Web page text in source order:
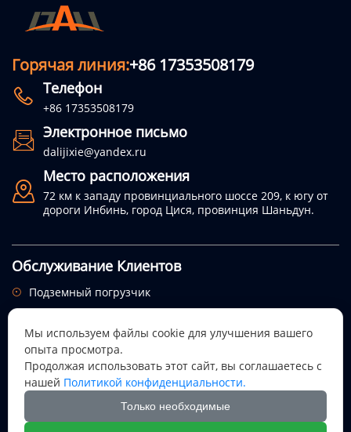
Горячая линия:+86 17353508179
 Телефон
+86 17353508179
 Электронное письмо
dalijixie@yandex.ru

Место расположения
72 км к западу провинциального шоссе 209, к югу от
дороги Инбинь, город Цися, провинция Шаньдун.
Обслуживание Клиентов
 Подземный погрузчик
Подземный самосвал
Служебный автомобиль
Подписаться на рассылку
Посмотрим, откуда придет этот праздник.

Мы используем файлы cookie для улучшения вашего
опыта просмотра.
Продолжая использовать этот сайт, вы соглашаетесь с
нашей Политикой конфиденциальности.
Только необходимые